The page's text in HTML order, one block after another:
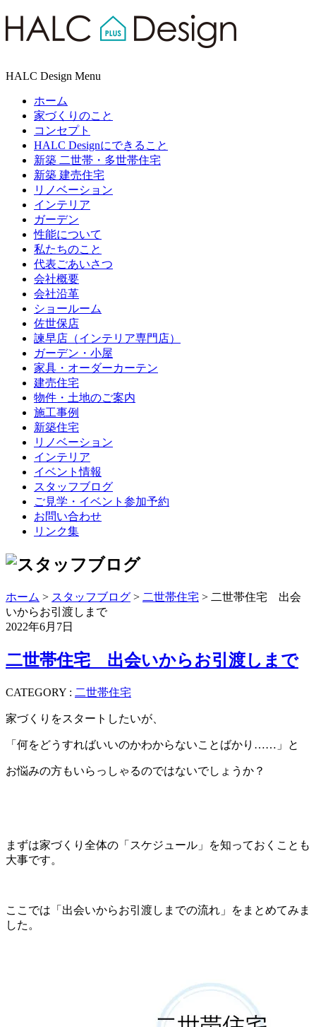
HALC Design Menu
ホーム
家づくりのこと
コンセプト
HALC Designにできること
新築 二世帯・多世帯住宅
新築 建売住宅
リノベーション
インテリア
ガーデン
性能について
私たちのこと
代表ごあいさつ
会社概要
会社沿革
ショールーム
佐世保店
諫早店（インテリア専門店）
ガーデン・小屋
家具・オーダーカーテン
建売住宅
物件・土地のご案内
施工事例
新築住宅
リノベーション
インテリア
イベント情報
スタッフブログ
ご見学・イベント参加予約
お問い合わせ
リンク集
ホーム > スタッフブログ > 二世帯住宅 > 二世帯住宅 出会
いからお引渡しまで
2022年6月7日
二世帯住宅 出会いからお引渡しまで
CATEGORY : 二世帯住宅
家づくりをスタートしたいが、
「何をどうすればいいのかわからないことばかり……」と
お悩みの方もいらっしゃるのではないでしょうか？
まずは家づくり全体の「スケジュール」を知っておくことも
大事です。
ここでは「出会いからお引渡しまでの流れ」をまとめてみま
した。